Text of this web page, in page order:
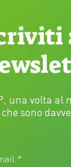
una volta al
sono